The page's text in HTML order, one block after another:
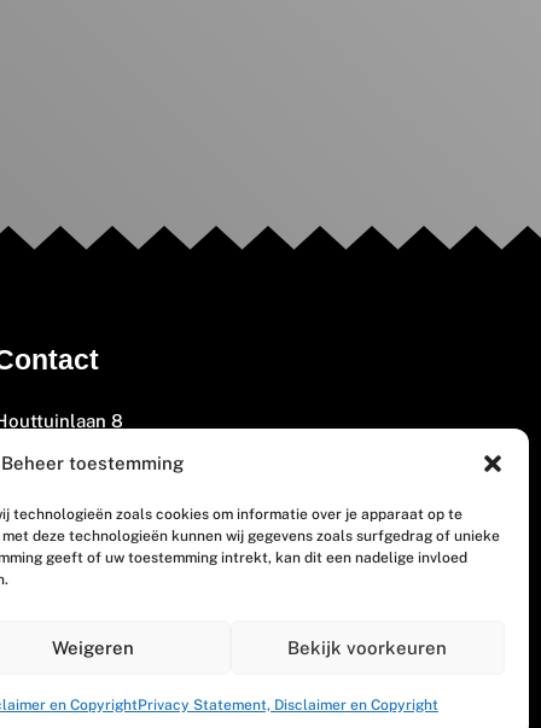
Beheer toestemming
technologieën zoals cookies om informatie over je apparaat op te
deze technologieën kunnen wij gegevens zoals surfgedrag of unieke
geeft of uw toestemming intrekt, kan dit een nadelige invloed
Weigeren Bekijk voorkeuren
en CopyrightPrivacy Statement, Disclaimer en Copyright
8
GM Woerden
405 200
disclaimer en copyright